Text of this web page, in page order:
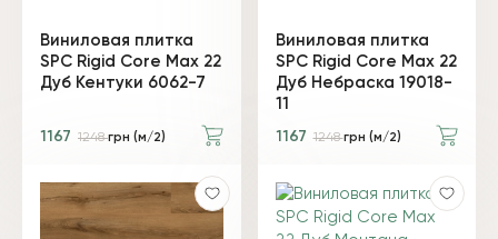
Виниловая плитка
SPC Rigid Core Max 22
Дуб Кентуки 6062-7
1167 1248грн (м/2)
Виниловая плитка
SPC Rigid Core Max 22
Дуб Небраска 19018-
11
1167 1248грн (м/2)